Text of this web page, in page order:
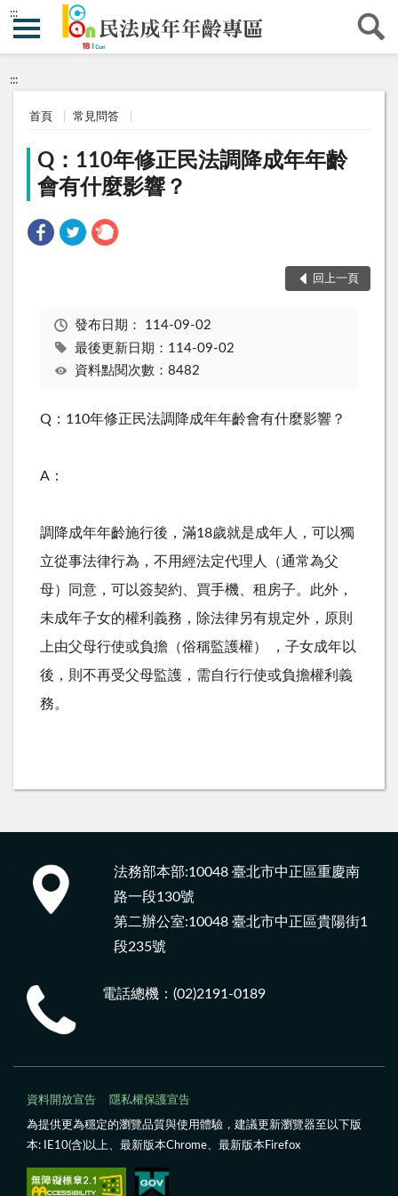
:::
:::
首頁 常見問答
Q：110年修正民法調降成年年齡
會有什麼影響？
回上一頁
發布日期： 114-09-02
最後更新日期：114-09-02
資料點閱次數：8482
Q：110年修正民法調降成年年齡會有什麼影響？
A：
調降成年年齡施行後，滿18歲就是成年人，可以獨
立從事法律行為，不用經法定代理人（通常為父
母）同意，可以簽契約、買手機、租房子。此外，
未成年子女的權利義務，除法律另有規定外，原則
上由父母行使或負擔（俗稱監護權） ，子女成年以
後，則不再受父母監護，需自行行使或負擔權利義
務。
法務部本部:10048 臺北市中正區重慶南
路一段130號
第二辦公室:10048 臺北市中正區貴陽街1
段235號
電話總機：(02)2191-0189
資料開放宣告 隱私權保護宣告
為提供更為穩定的瀏覽品質與使用體驗，建議更新瀏覽器至以下版
本: IE10(含)以上、最新版本Chrome、最新版本Firefox